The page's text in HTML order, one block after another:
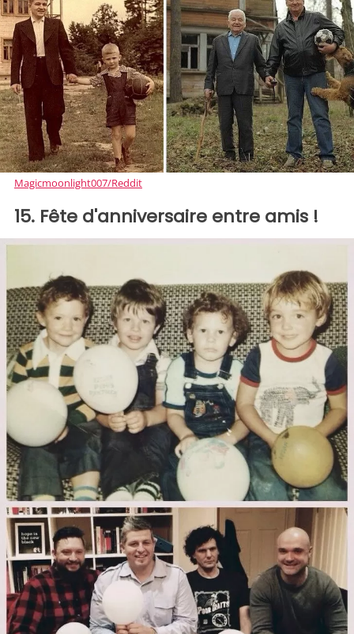
Magicmoonlight007/Reddit
15. Fête d'anniversaire entre amis !